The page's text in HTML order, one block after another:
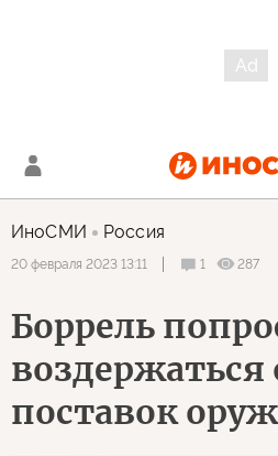
ИноСМИ Россия
20 февраля 2023 13:11 1 287
Боррель
воздержаться
поставок